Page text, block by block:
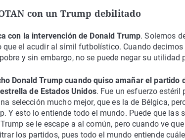
con un Trump debilitado
con la intervención de Donald Trump. Solemos
que el acudir al símil futbolístico. Cuando
y sin embargo, no se puede negar su utilidad
Donald Trump cuando quiso amañar el partido
de Estados Unidos. Fue un esfuerzo estéril
selección mucho mejor, que es la de Bélgica,
Y esto lo entiende todo el mundo. Puede que las
se le escape a al común, pero cuando ve
los partidos, pues todo el mundo entiende